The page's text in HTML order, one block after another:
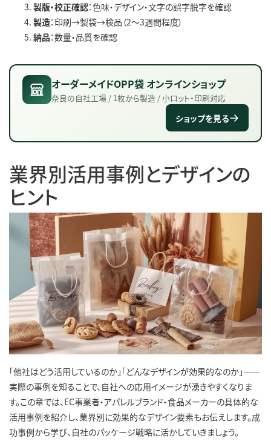
製版・校正確認：色味・デザイン・文字の誤字脱字を確認
製造：印刷→製袋→検品（2〜3週間程度）
納品：数量・品質を確認
オーダーメイドOPP袋 オンラインショップ
奈良の自社工場 / 1枚から製造 / 小ロット・印刷対応
ショップを見る
業界別活用事例とデザインの
ヒント
「他社はどう活用しているのか」「どんなデザインが効果的なのか」――
実際の事例を知ることで、自社への応用イメージが湧きやすくなりま
す。この章では、EC事業者・アパレルブランド・食品メーカーの具体的な
活用事例を紹介し、業界別に効果的なデザイン要素もお伝えします。成
功事例から学び、自社のパッケージ戦略に活かしていきましょう。